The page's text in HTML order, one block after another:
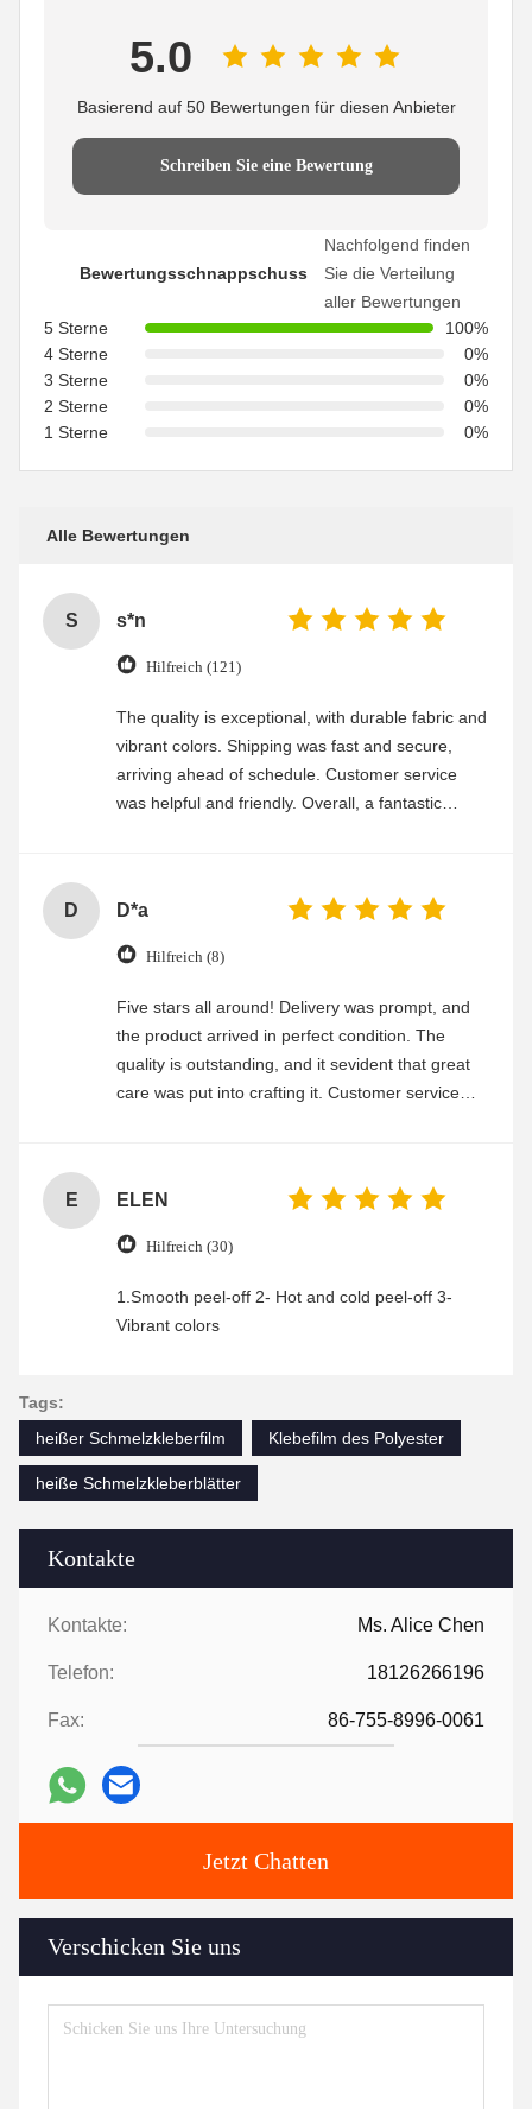
Kontakte
Kontakte: Ms. Alice Chen
Telefon: 18126266196
Fax: 86-755-8996-0061
Jetzt Chatten
Verschicken Sie uns
5.0
Basierend auf 50 Bewertungen für diesen Anbieter
Schreiben Sie eine Bewertung
Bewertungsschnappschuss
Nachfolgend finden
Sie die Verteilung
aller Bewertungen
5 Sterne
100%
4 Sterne
0%
3 Sterne
0%
2 Sterne
0%
1 Sterne
0%
Alle Bewertungen
S s*n
Hilfreich (121)
The quality is exceptional, with durable fabric and
vibrant colors. Shipping was fast and secure,
arriving ahead of schedule. Customer service
was helpful and friendly. Overall, a fantastic
D D*a
Hilfreich (8)
Five stars all around! Delivery was prompt, and
the product arrived in perfect condition. The
quality is outstanding, and it sevident that great
care was put into crafting it. Customer service
E ELEN
Hilfreich (30)
1.Smooth peel-off 2- Hot and cold peel-off 3-
Vibrant colors
Tags:
heißer Schmelzkleberfilm
Klebefilm des Polyester
heiße Schmelzkleberblätter